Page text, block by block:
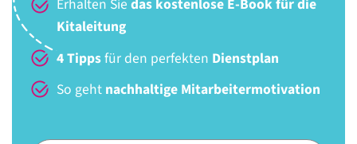
Erhalten Sie das kostenlose E-Book für die
Kitaleitung
4 Tippsfür den perfekten Dienstplan
So geht nachhaltige Mitarbeitermotivation